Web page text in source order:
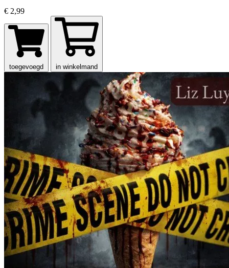
€ 2,99
toegevoegd in winkelmand